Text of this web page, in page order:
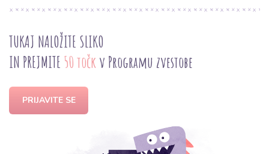
TUKAJ NALOŽITE SLIKO
IN PREJMITE 50 točk v Programu zvestobe
PRIJAVITE SE